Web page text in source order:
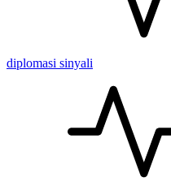
diplomasi sinyali